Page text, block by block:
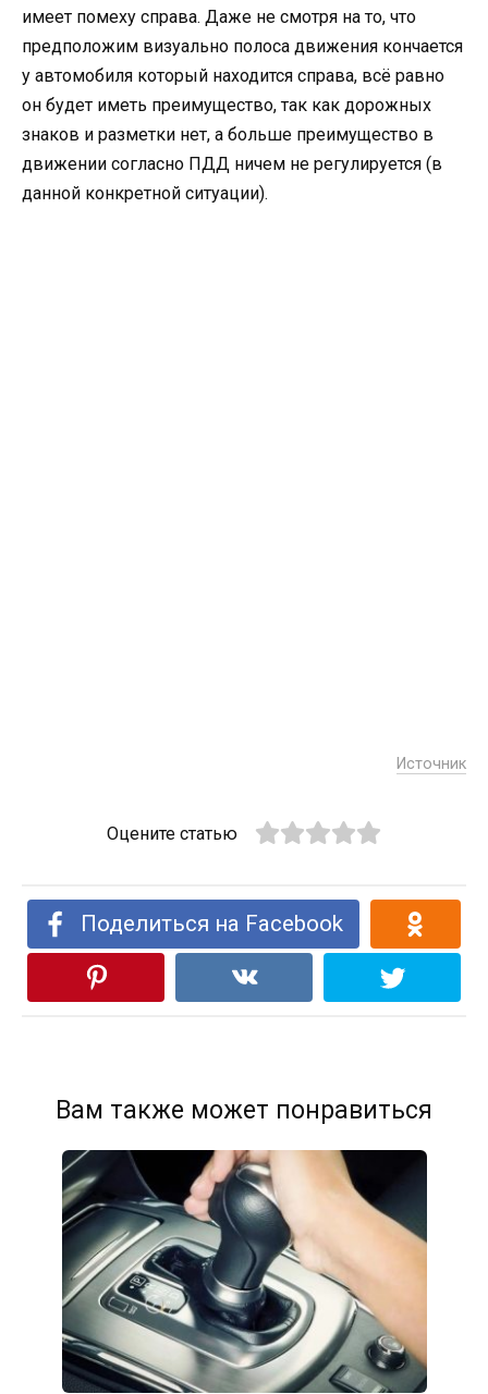
имеет помеху справа. Даже не смотря на то, что
предположим визуально полоса движения кончается
у автомобиля который находится справа, всё равно
он будет иметь преимущество, так как дорожных
знаков и разметки нет, а больше преимущество в
движении согласно ПДД ничем не регулируется (в
данной конкретной ситуации).
Источник
Оцените статью
Поделиться на Facebook
Вам также может понравиться